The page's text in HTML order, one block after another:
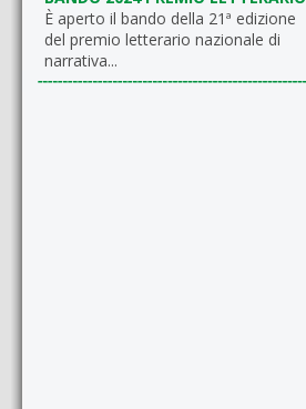
È aperto il bando della 21ª edizione
del premio letterario nazionale di
narrativa...